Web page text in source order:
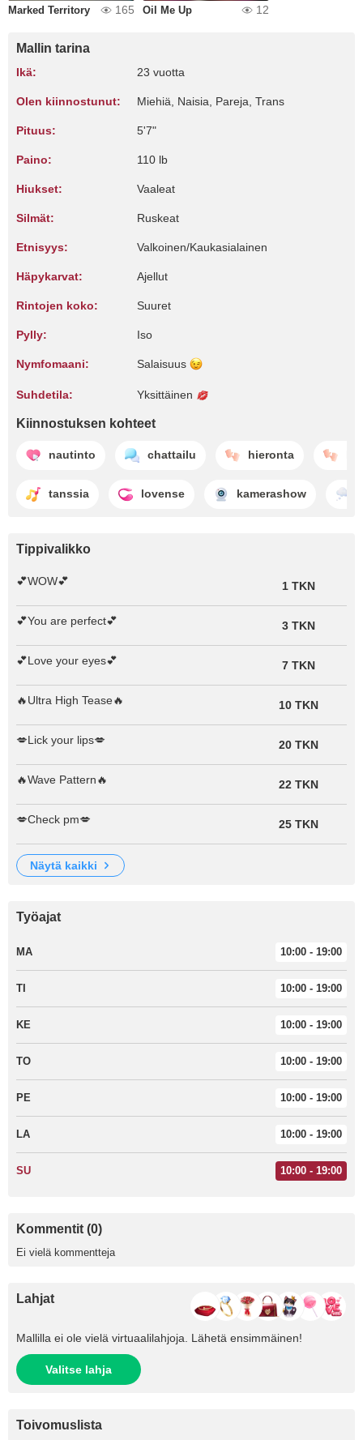
Marked Territory 165 Oil Me Up 12
Mallin tarina
Ikä: 23 vuotta
Olen kiinnostunut: Miehiä, Naisia, Pareja, Trans
Pituus: 5'7"
Paino: 110 lb
Hiukset: Vaaleat
Silmät: Ruskeat
Etnisyys: Valkoinen/Kaukasialainen
Häpykarvat: Ajellut
Rintojen koko: Suuret
Pylly: Iso
Nymfomaani: Salaisuus
Suhdetila: Yksittäinen
Kiinnostuksen kohteet
nautinto chattailu hieronta
tanssia lovense kamerashow
Tippivalikko
💕WOW💕 1 TKN
💕You are perfect💕 3 TKN
💕Love your eyes💕 7 TKN
🔥Ultra High Tease🔥 10 TKN
💋Lick your lips💋 20 TKN
🔥Wave Pattern🔥 22 TKN
💋Check pm💋 25 TKN
näytä kaikki
Työajat
MA 10:00 - 19:00
TI 10:00 - 19:00
KE 10:00 - 19:00
TO 10:00 - 19:00
PE 10:00 - 19:00
LA 10:00 - 19:00
SU 10:00 - 19:00
Kommentit (0)
Ei vielä kommentteja
Lahjat
Mallilla ei ole vielä virtuaalilahjoja. Lähetä ensimmäinen!
Valitse lahja
Toivomuslista